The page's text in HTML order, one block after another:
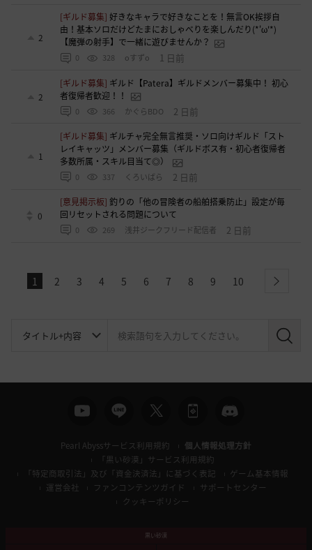
2
[ギルド募集]好きなキャラで好きなことを！無言OK挨拶自
由！基本ソロだけどたまにおしゃべりを楽しんだり(*'ω'*)
【魔弾の射手】で一緒に遊びませんか？
0 328 oすずo 1 日前
2
[ギルド募集] ギルド【Patera】ギルドメンバー募集中！ 初心
者復帰者歓迎！！
0 366 かぐらBDO 2 日前
1
[ギルド募集] ギルチャ完全無言推奨・ソロ向けギルド「スト
レイキャッツ」メンバー募集（ギルドボス有・初心者復帰者
多数所属・スキル目当て◎）
0 337 くろいばら 2 日前
0
[意見掲示板]釣りの「他の冒険者の船舶搭乗防止」設定が毎
回リセットされる問題について
0 269 浅井ジークフリード配信者 2 日前
1 2 3 4 5 6 7 8 9 10 next
検
Pearl Abyssサービス利用規約
個人情報処理方針
「黒い砂漠」サービス利用規約
「特定商取引法」及び「資金決済法」に基づく表記
ゲーム基本情報
運営会社
ファンコンテンツガイド
サポートセンター
クッキーポリシー
黒い砂漠